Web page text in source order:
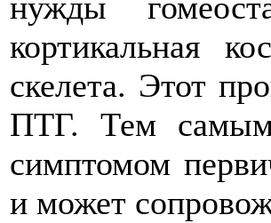
кортикальная
скелета. Этот
ПТГ. Тем
симптомом
и может